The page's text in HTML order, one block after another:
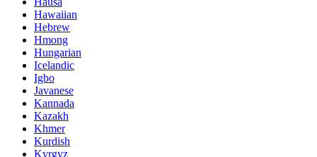
Hawaiian
Hebrew
Hmong
Hungarian
Icelandic
Igbo
Javanese
Kannada
Kazakh
Khmer
Kurdish
Kyrgyz